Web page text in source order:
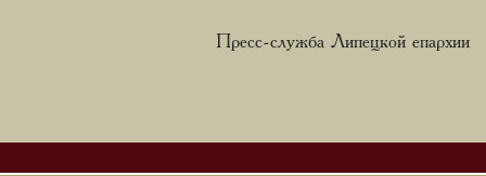
Пресс-служба Липецкой епархии